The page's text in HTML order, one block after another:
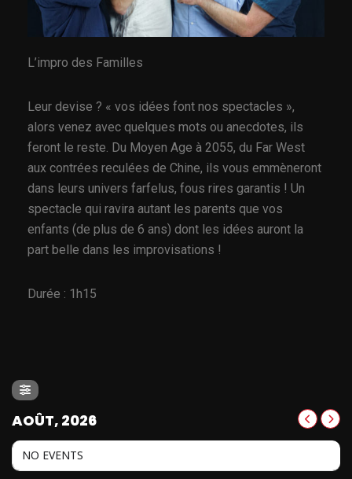
L’impro des Familles
Leur devise ? « vos idées font nos spectacles »,
alors venez avec quelques mots ou anecdotes, ils
feront le reste. Du Moyen Age à 2055, du Far West
aux contrées reculées de Chine, ils vous emmèneront
dans leurs univers farfelus, fous rires garantis ! Un
spectacle qui ravira autant les parents que vos
enfants (de plus de 6 ans) dont les idées auront la
part belle dans les improvisations !
Durée : 1h15
AOÛT, 2026
NO EVENTS